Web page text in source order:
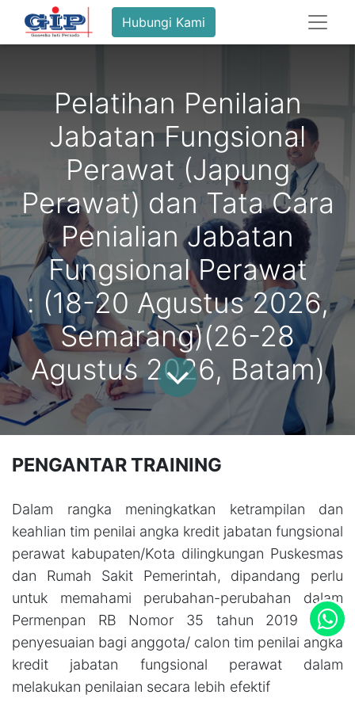
Hubungi Kami
Pelatihan Penilaian
Jabatan Fungsional
Perawat (Japung
Perawat) dan Tata Cara
Penialian Jabatan
Fungsional Perawat
: (18-20 Agustus 2026,
Semarang)(26-28
Agustus 2026, Batam)
PENGANTAR TRAINING
Dalam rangka meningkatkan ketrampilan dan
keahlian tim penilai angka kredit jabatan fungsional
perawat kabupaten/Kota dilingkungan Puskesmas
dan Rumah Sakit Pemerintah, dipandang perlu
untuk memahami perubahan-perubahan dalam
Permenpan RB Nomor 35 tahun 2019 guna
penyesuaian bagi anggota/ calon tim penilai angka
kredit jabatan fungsional perawat dalam
melakukan penilaian secara lebih efektif